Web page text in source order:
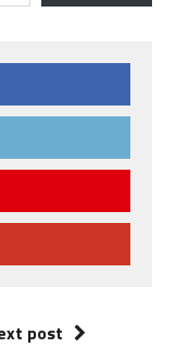
post